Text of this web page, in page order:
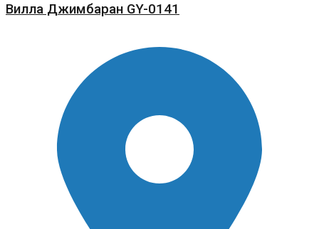
Вилла Джимбаран GY-0141